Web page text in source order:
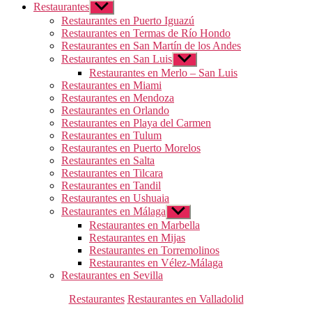
Restaurantes Mostrar
el
submenú
Restaurantes en Puerto Iguazú
Restaurantes en Termas de Río Hondo
Restaurantes en San Martín de los Andes
Restaurantes en San Luis Mostrar
el
submenú
Restaurantes en Merlo – San Luis
Restaurantes en Miami
Restaurantes en Mendoza
Restaurantes en Orlando
Restaurantes en Playa del Carmen
Restaurantes en Tulum
Restaurantes en Puerto Morelos
Restaurantes en Salta
Restaurantes en Tilcara
Restaurantes en Tandil
Restaurantes en Ushuaia
Restaurantes en Málaga Mostrar
el
submenú
Restaurantes en Marbella
Restaurantes en Mijas
Restaurantes en Torremolinos
Restaurantes en Vélez-Málaga
Restaurantes en Sevilla
Categorías
Restaurantes Restaurantes en Valladolid